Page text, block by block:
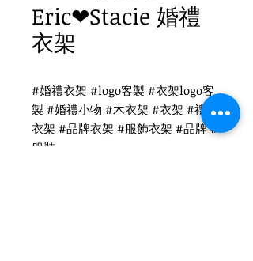
Eric❤Stacie 婚禮
衣架
#婚禮衣架 #logo客製 #衣架logo客
製 #婚禮小物 #木衣架 #衣架 #禮品
衣架 #品牌衣架 #服飾衣架 #品牌 #
服裝